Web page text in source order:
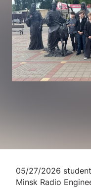
05/27/2026
Minsk Radio